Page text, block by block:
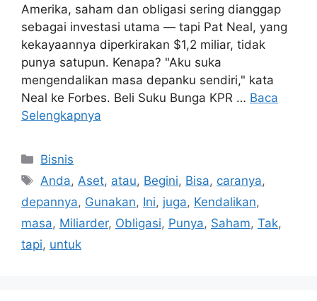
Amerika, saham dan obligasi sering dianggap
sebagai investasi utama — tapi Pat Neal, yang
kekayaannya diperkirakan $1,2 miliar, tidak
punya satupun. Kenapa? "Aku suka
mengendalikan masa depanku sendiri," kata
Neal ke Forbes. Beli Suku Bunga KPR … Baca
Selengkapnya
Kategori
Bisnis
Tag
Anda,Aset, atau, Begini, Bisa, caranya,
depannya, Gunakan, Ini, juga, Kendalikan,
masa, Miliarder, Obligasi, Punya, Saham, Tak,
tapi, untuk